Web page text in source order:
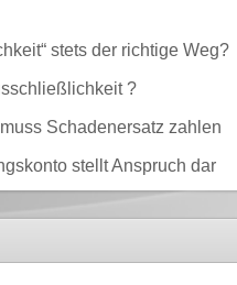
stets der richtige Weg?
?
Schadenersatz zahlen
stellt Anspruch dar